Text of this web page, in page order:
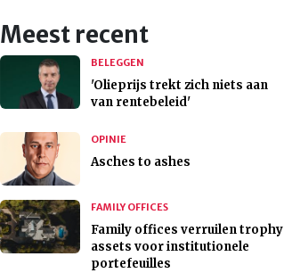
Meest recent
BELEGGEN
'Olieprijs trekt zich niets aan
van rentebeleid'
OPINIE
Asches to ashes
FAMILY OFFICES
Family offices verruilen trophy
assets voor institutionele
portefeuilles